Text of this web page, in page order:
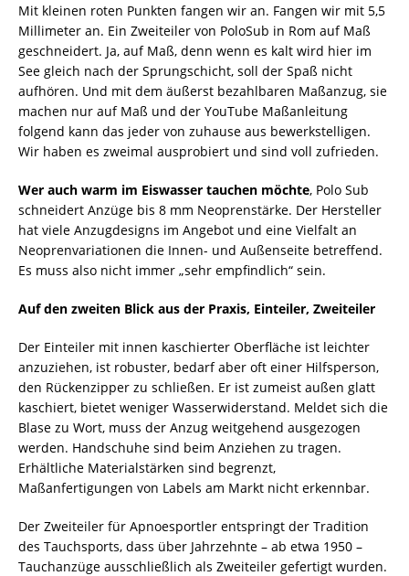
Mit kleinen roten Punkten fangen wir an. Fangen wir mit 5,5
Millimeter an. Ein Zweiteiler von PoloSub in Rom auf Maß
geschneidert. Ja, auf Maß, denn wenn es kalt wird hier im
See gleich nach der Sprungschicht, soll der Spaß nicht
aufhören. Und mit dem äußerst bezahlbaren Maßanzug, sie
machen nur auf Maß und der YouTube Maßanleitung
folgend kann das jeder von zuhause aus bewerkstelligen.
Wir haben es zweimal ausprobiert und sind voll zufrieden.
Wer auch warm im Eiswasser tauchen möchte, Polo Sub
schneidert Anzüge bis 8 mm Neoprenstärke. Der Hersteller
hat viele Anzugdesigns im Angebot und eine Vielfalt an
Neoprenvariationen die Innen- und Außenseite betreffend.
Es muss also nicht immer „sehr empfindlich“ sein.
Auf den zweiten Blick aus der Praxis, Einteiler, Zweiteiler
Der Einteiler mit innen kaschierter Oberfläche ist leichter
anzuziehen, ist robuster, bedarf aber oft einer Hilfsperson,
den Rückenzipper zu schließen. Er ist zumeist außen glatt
kaschiert, bietet weniger Wasserwiderstand. Meldet sich die
Blase zu Wort, muss der Anzug weitgehend ausgezogen
werden. Handschuhe sind beim Anziehen zu tragen.
Erhältliche Materialstärken sind begrenzt,
Maßanfertigungen von Labels am Markt nicht erkennbar.
Der Zweiteiler für Apnoesportler entspringt der Tradition
des Tauchsports, dass über Jahrzehnte – ab etwa 1950 –
Tauchanzüge ausschließlich als Zweiteiler gefertigt wurden.